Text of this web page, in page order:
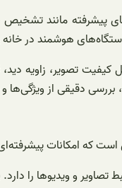
پیشرفته مانند
هوشمند در
تصویر، زاویه
دقیقی از
که امکانات